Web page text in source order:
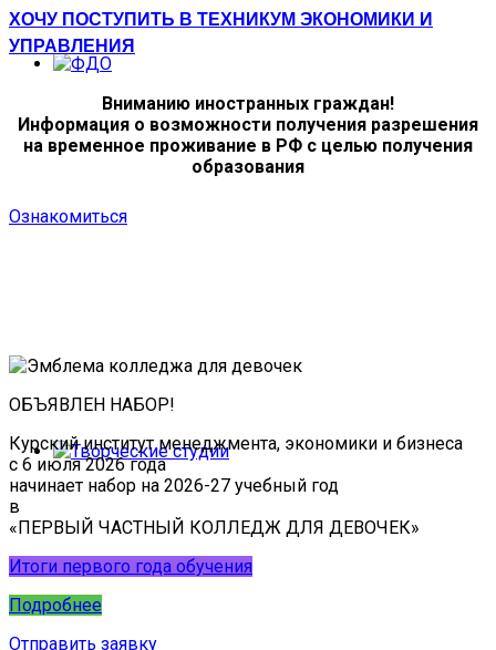
ХОЧУ ПОСТУПИТЬ В ТЕХНИКУМ ЭКОНОМИКИ И
УПРАВЛЕНИЯ
Вниманию иностранных граждан!
Информация о возможности получения разрешения
на временное проживание в РФ с целью получения
образования
Ознакомиться
ОБЪЯВЛЕН НАБОР!
Курский институт менеджмента, экономики и бизнеса
с 6 июля 2026 года
начинает набор на 2026-27 учебный год
в
«ПЕРВЫЙ ЧАСТНЫЙ КОЛЛЕДЖ ДЛЯ ДЕВОЧЕК»
Итоги первого года обучения
Подробнее
Отправить заявку